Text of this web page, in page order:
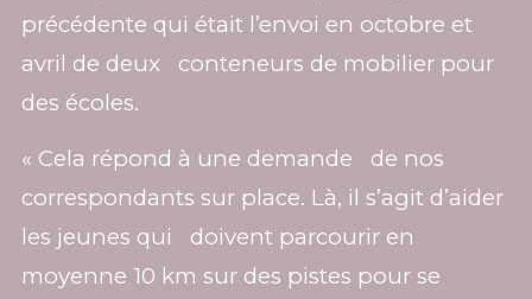
précédente qui était l’envoi en octobre et
avril de deux conteneurs de mobilier pour
des écoles.
« Cela répond à une demande de nos
correspondants sur place. Là, il s’agit d’aider
les jeunes qui doivent parcourir en
moyenne 10 km sur des pistes pour se